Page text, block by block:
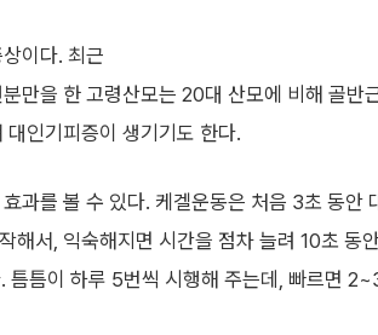
이다. 최근
만을 한 고령산모는 20대 산모에 비해 골반
인기피증이 생기기도 한다.
과를 볼 수 있다. 케겔운동은 처음 3초 동안
해서, 익숙해지면 시간을 점차 늘려 10초 동
틈이 하루 5번씩 시행해 주는데, 빠르면